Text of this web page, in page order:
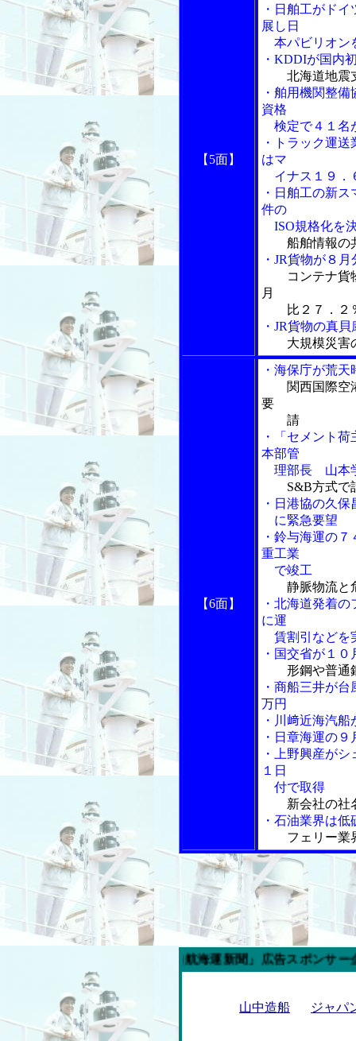
【5面】
・日舶工がド
展し日
本パビリオン
・KDDIが国内
北海道地震
・舶用機関整
資格
検定で４１名
・トラック運
はマ
イナス１９．
・日舶工の新
件の
ISO規格化を
船舶情報の
・JR貨物が８
コンテナ貨
月
比２７．２％
・JR貨物の真
大規模災害
【6面】
・海保庁が荒
関西国際空
要
請
・「セメント
本部管
理部長 山本
S&B方式で
・日港協の久
に緊急要望
・鈴与海運の
重工業
で竣工
静脈物流と
・北海道発着
に運
賃割引などを
・国交省が１
形鋼や普通
・商船三井が
万円
・川﨑近海汽
・日章海運の
・上野興産が
１日
付で取得
新会社の社
・石油業界は
フェリー業
今週の「内航海運新聞」広告スポンサー企業
山中造船 ジャパ